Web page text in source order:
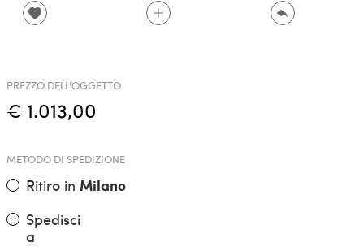
PREZZO DELL'OGGETTO
€ 1.013,00
METODO DI SPEDIZIONE
Ritiro in Milano
Spedisci
a